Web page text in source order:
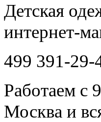
Детская
интернет-
499 391-29-
Работаем с
Москва и